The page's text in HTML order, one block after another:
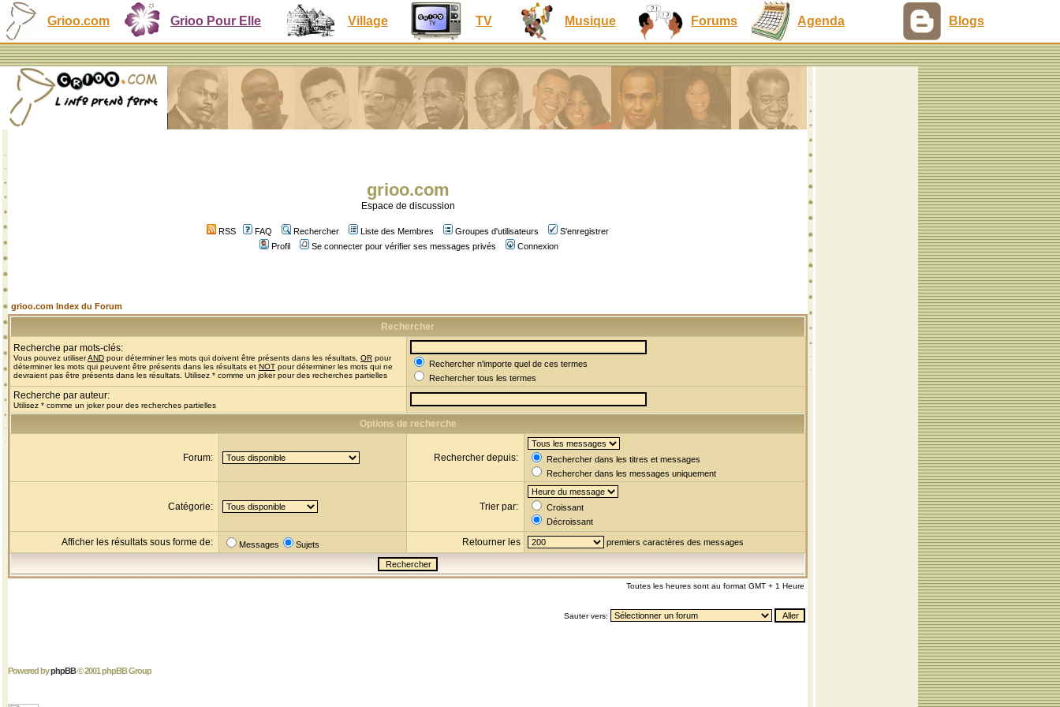
Grioo.com Grioo Pour Elle Village TV Musique Forums Agenda Blogs
grioo.com
Espace de discussion
RSS FAQ Rechercher Liste des Membres Groupes d'utilisateurs
S'enregistrer
Profil
Se connecter pour vérifier ses messages privés Connexion
grioo.com Index du Forum
Rechercher
Recherche par mots-clés:
Vous pouvez utiliserAND pour déterminer les mots qui doivent être présents dans les résultats, OR pour
déterminer les mots qui peuvent être présents dans les résultats et NOT pour déterminer les mots qui ne
devraient pas être présents dans les résultats. Utilisez * comme un joker pour des recherches partielles
Rechercher n'importe quel de ces termes
Rechercher tous les termes
Recherche par auteur:
Utilisez * comme un joker pour des recherches partielles
Options de recherche
Forum: Rechercher depuis:
Rechercher dans les titres et messages
Rechercher dans les messages uniquement
Catégorie: Trier par:
Croissant
Décroissant
Afficher les résultats sous forme de: Messages Sujets Retourner les premiers caractères des messages
Toutes les heures sont au format GMT + 1 Heure
Sauter vers:
Powered byphpBB© 2001 phpBB Group